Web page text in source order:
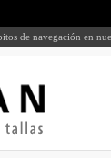
de navegación en